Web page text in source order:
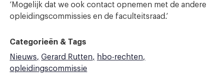
‘Mogelijk dat we ook contact opnemen met de andere
opleidingscommissies en de faculteitsraad.’
Categorieën & Tags
Nieuws
Gerard Rutten
hbo-rechten
opleidingscommissie